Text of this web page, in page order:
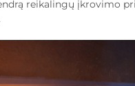
reikalingų įkrovimo